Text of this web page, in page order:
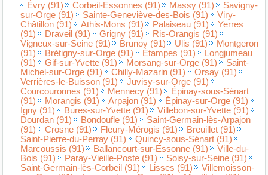
Évry (91)
Corbeil-Essonnes (91) Massy (91)
Savigny-
sur-Orge (91)
Sainte-Geneviève-des-Bois (91)
Viry-
Châtillon (91)
Athis-Mons (91) Palaiseau (91)
Yerres
(91)
Draveil (91) Grigny (91)
Ris-Orangis (91)
Vigneux-sur-Seine (91)
Brunoy (91) Ulis (91)
Montgeron
(91)
Brétigny-sur-Orge (91) Étampes (91)
Longjumeau
(91)
Gif-sur-Yvette (91) Morsang-sur-Orge (91)
Saint-
Michel-sur-Orge (91)
Chilly-Mazarin (91)
Orsay (91)
Verrières-le-Buisson (91)
Juvisy-sur-Orge (91)
Courcouronnes (91)
Mennecy (91)
Épinay-sous-Sénart
(91)
Morangis (91) Arpajon (91)
Épinay-sur-Orge (91)
Igny (91)
Bures-sur-Yvette (91)
Villebon-sur-Yvette (91)
Dourdan (91)
Bondoufle (91)
Saint-Germain-lès-Arpajon
(91)
Crosne (91) Fleury-Mérogis (91)
Breuillet (91)
Saint-Pierre-du-Perray (91)
Quincy-sous-Sénart (91)
Marcoussis (91)
Ballancourt-sur-Essonne (91)
Ville-du-
Bois (91)
Paray-Vieille-Poste (91)
Soisy-sur-Seine (91)
Saint-Germain-lès-Corbeil (91)
Lisses (91)
Villemoisson-